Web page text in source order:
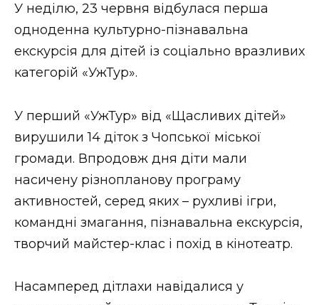
Втрачений Ужгород
Втрачений Ужгород (відеоверсія)
ЗАКАРПАТСЬКІ НОВИНИ
НОВИНИ ЗАХІДНОЇ УКРАЇНИ
ФОТО
ВІДЕО
У неділю, 23 червня відбулася перша
одноденна культурно-пізнавальна
екскурсія для дітей із соціально вразливих
категорій «УжТур».
У перший «УжТур» від «Щасливих дітей»
вирушили 14 діток з Чопської міської
громади. Впродовж дня діти мали
насичену різнопланову програму
активностей, серед яких – рухливі ігри,
командні змагання, пізнавальна екскурсія,
творчий майстер-клас і похід в кінотеатр.
Насамперед дітлахи навідалися у